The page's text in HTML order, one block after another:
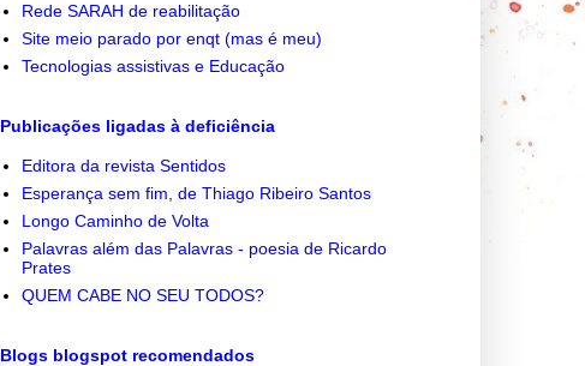
Rede SARAH de reabilitação
Site meio parado por enqt (mas é meu)
Tecnologias assistivas e Educação
Publicações ligadas à deficiência
Editora da revista Sentidos
Esperança sem fim, de Thiago Ribeiro Santos
Longo Caminho de Volta
Palavras além das Palavras - poesia de Ricardo
Prates
QUEM CABE NO SEU TODOS?
Blogs blogspot recomendados